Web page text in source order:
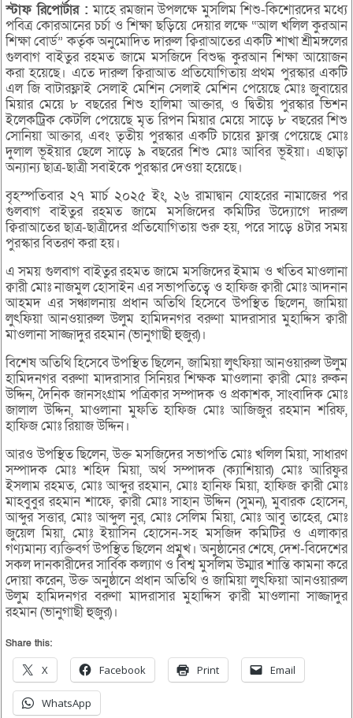
স্টাফরিপোর্টার : মাহে রমজান উপলক্ষে মুসলিম শিশু-কিশোরদের মধ্যে
পবিত্র কোরআনের চর্চা ও শিক্ষা ছড়িয়ে দেয়ার লক্ষে “আল খলিল কুরআন
শিক্ষা বোর্ড” কর্তৃক অনুমোদিত দারুল ক্বিরাআতের একটি শাখা শ্রীমঙ্গলের
গুলবাগ বাইতুর রহমত জামে মসজিদে বিশুদ্ধ কুরআন শিক্ষা আয়োজন
করা হয়েছে। এতে দারুল ক্বিরাআত প্রতিযোগিতায় প্রথম পুরস্কার একটি
এল জি বাটারফ্লাই সেলাই মেশিন সেলাই মেশিন পেয়েছে মোঃ জুবায়ের
মিয়ার মেয়ে ৮ বছরের শিশু হালিমা আক্তার, ও দ্বিতীয় পুরস্কার ভিশন
ইলেকট্রিক কেটলি পেয়েছে মৃত রিপন মিয়ার মেয়ে সাড়ে ৮ বছরের শিশু
সোনিয়া আক্তার, এবং তৃতীয় পুরস্কার একটি চায়ের ফ্লাক্স পেয়েছে মোঃ
দুলাল ভূইয়ার ছেলে সাড়ে ৯ বছরের শিশু মোঃ আবির ভূইয়া। এছাড়া
অন্যান্য ছাত্র-ছাত্রী সবাইকে পুরস্কার দেওয়া হয়েছে।
বৃহস্পতিবার ২৭ মার্চ ২০২৫ ইং, ২৬ রামাদ্বান যোহরের নামাজের পর
গুলবাগ বাইতুর রহমত জামে মসজিদের কমিটির উদ্যোগে দারুল
ক্বিরাআতের ছাত্র-ছাত্রীদের প্রতিযোগিতায় শুরু হয়, পরে সাড়ে ৪টার সময়
পুরস্কার বিতরণ করা হয়।
এ সময় গুলবাগ বাইতুর রহমত জামে মসজিদের ইমাম ও খতিব মাওলানা
ক্বারী মোঃ নাজমুল হোসাইন এর সভাপতিত্বে ও হাফিজ ক্বারী মোঃ আদনান
আহমদ এর সঞ্চালনায় প্রধান অতিথি হিসেবে উপস্থিত ছিলেন, জামিয়া
লুৎফিয়া আনওয়ারুল উলুম হামিদনগর বরুণা মাদরাসার মুহাদ্দিস ক্বারী
মাওলানা সাজ্জাদুর রহমান (ভানুগাছী হুজুর)।
বিশেষ অতিথি হিসেবে উপস্থিত ছিলেন, জামিয়া লুৎফিয়া আনওয়ারুল উলুম
হামিদনগর বরুণা মাদরাসার সিনিয়র শিক্ষক মাওলানা ক্বারী মোঃ রুকন
উদ্দিন, দৈনিক জানসংগ্রাম পত্রিকার সম্পাদক ও প্রকাশক, সাংবাদিক মোঃ
জালাল উদ্দিন, মাওলানা মুফতি হাফিজ মোঃ আজিজুর রহমান শরিফ,
হাফিজ মোঃ রিয়াজ উদ্দিন।
আরও উপস্থিত ছিলেন, উক্ত মসজিদের সভাপতি মোঃ খলিল মিয়া, সাধারণ
সম্পাদক মোঃ শহিদ মিয়া, অর্থ সম্পাদক (ক্যাশিয়ার) মোঃ আরিফুর
ইসলাম রহমত, মোঃ আব্দুর রহমান, মোঃ হানিফ মিয়া, হাফিজ ক্বারী মোঃ
মাহবুবুর রহমান শাফে, ক্বারী মোঃ সাহান উদ্দিন (সুমন), মুবারক হোসেন,
আব্দুর সত্তার, মোঃ আব্দুল নুর, মোঃ সেলিম মিয়া, মোঃ আবু তাহের, মোঃ
জুয়েল মিয়া, মোঃ ইয়াসিন হোসেন-সহ মসজিদ কমিটির ও এলাকার
গণ্যমান্য ব্যক্তিবর্গ উপস্থিত ছিলেন প্রমুখ। অনুষ্ঠানের শেষে, দেশ-বিদেশের
সকল দানকারীদের সার্বিক কল্যাণ ও বিশ্ব মুসলিম উম্মার শান্তি কামনা করে
দোয়া করেন, উক্ত অনুষ্ঠানে প্রধান অতিথি ও জামিয়া লুৎফিয়া আনওয়ারুল
উলুম হামিদনগর বরুণা মাদরাসার মুহাদ্দিস ক্বারী মাওলানা সাজ্জাদুর
রহমান (ভানুগাছী হুজুর)।
Share this:
X Facebook Print Email
WhatsApp